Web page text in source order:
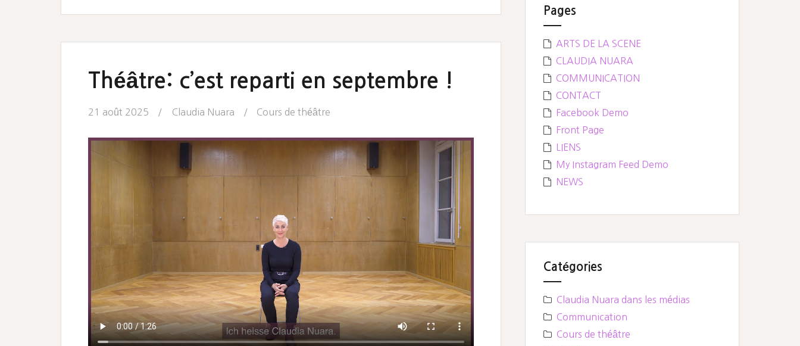
Théâtre: c’est reparti en septembre !
21 août 2025 Claudia Nuara Cours de théâtre
Pages
ARTS DE LA SCENE
CLAUDIA NUARA
COMMUNICATION
CONTACT
Facebook Demo
Front Page
LIENS
My Instagram Feed Demo
NEWS
Catégories
Claudia Nuara dans les médias
Communication
Cours de théâtre